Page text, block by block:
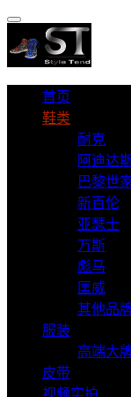
首页
鞋类
耐克
阿迪达
巴黎世
新百伦
亚瑟士
万斯
彪马
匡威
其他品
服装
高端大
皮带
视频实拍